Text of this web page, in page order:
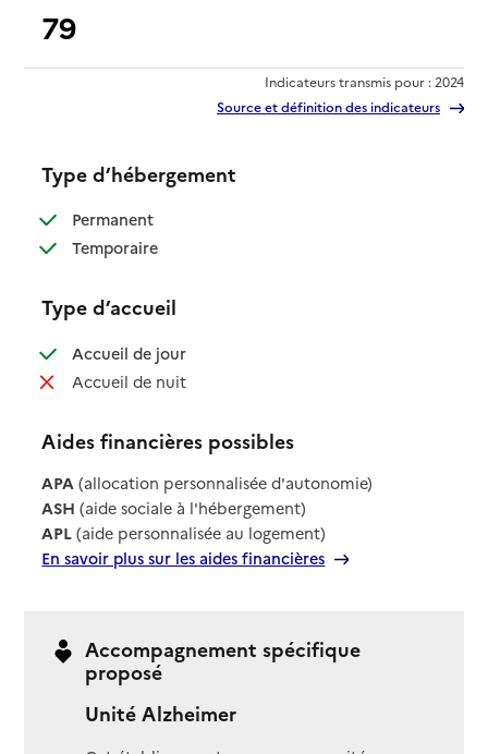
79
Indicateurs transmis pour : 2024
Source et définition des indicateurs
Type d’hébergement
Permanent: disponible
Temporaire: disponible
Type d’accueil
Accueil de jour: disponible
Accueil de nuit: non disponible
Aides financières possibles
APA (allocation personnalisée d'autonomie)
ASH (aide sociale à l'hébergement)
APL (aide personnalisée au logement)
En savoir plus sur les aides financières
Accompagnement spécifique
proposé
Unité Alzheimer